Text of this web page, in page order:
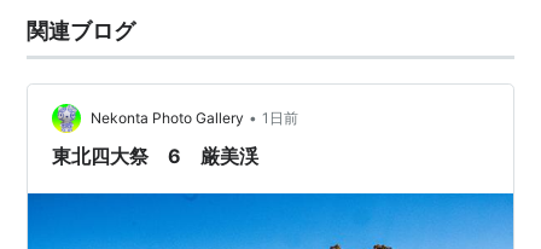
関連ブログ
Nekonta Photo Gallery • 1日前
東北四大祭 6 厳美渓